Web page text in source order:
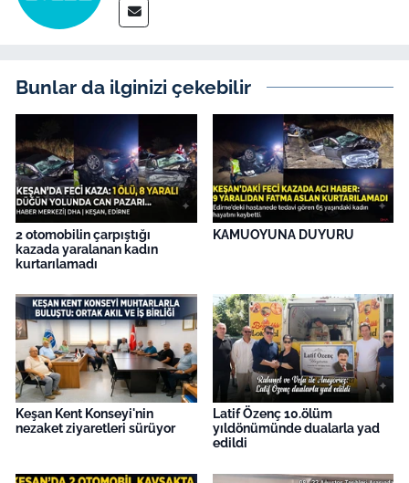
Bunlar da ilginizi çekebilir
2 otomobilin çarpıştığı
kazada yaralanan kadın
kurtarılamadı
KAMUOYUNA DUYURU
Keşan Kent Konseyi'nin
nezaket ziyaretleri sürüyor
Latif Özenç 10.ölüm
yıldönümünde dualarla yad
edildi